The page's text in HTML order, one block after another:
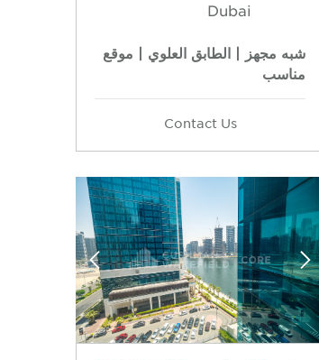
Dubai
شبه مجهز | الطابق العلوي | موقع
مناسب
Contact Us